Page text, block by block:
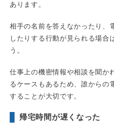
あります。
相手の名前を答えなかったり、
したりする行動が見られる場合
う。
仕事上の機密情報や相談を聞か
るケースもあるため、誰からの
することが大切です。
帰宅時間が遅くなった